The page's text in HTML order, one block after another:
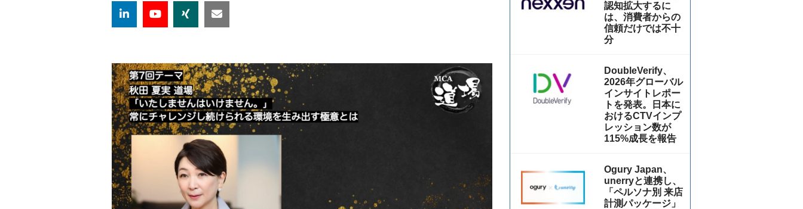
認知拡大するに
は、消費者からの
信頼だけでは不十
分
DoubleVerify、
2026年グローバル
インサイトレポー
トを発表。日本に
おけるCTVインプ
レッション数が
115%成⻑を報告
Ogury Japan、
unerryと連携し、
「ペルソナ別 来店
計測パッケージ」